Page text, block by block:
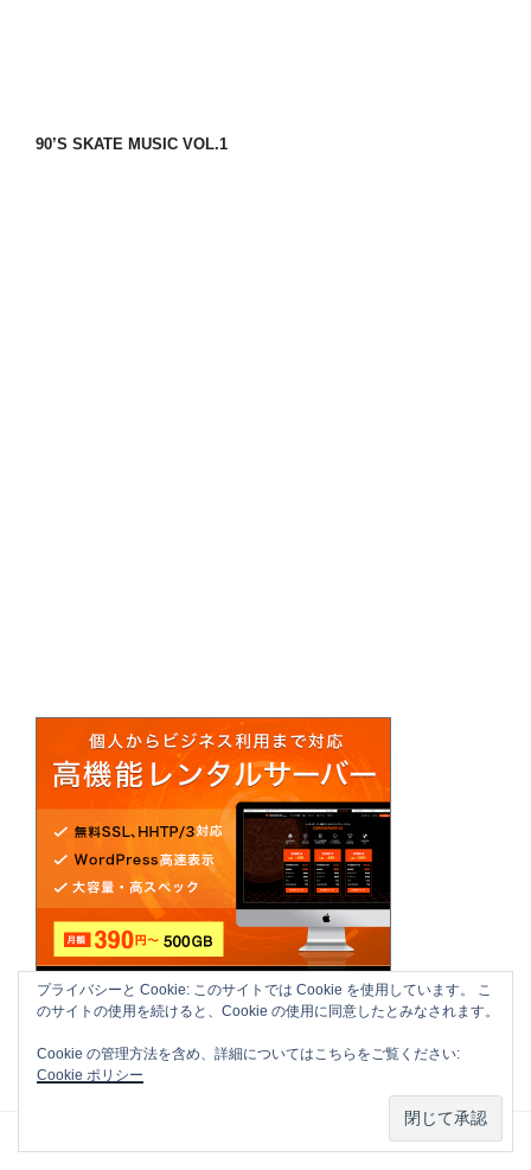
90’S SKATE MUSIC VOL.1
プライバシーと Cookie: このサイトでは Cookie を使用しています。 こ
のサイトの使用を続けると、Cookie の使用に同意したとみなされます。
Cookie の管理方法を含め、詳細についてはこちらをご覧ください:
Cookie ポリシー